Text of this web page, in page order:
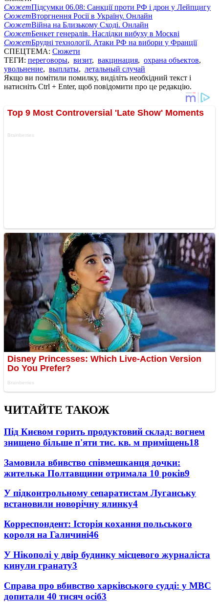
СюжетПідсумки 06.08: Санкції проти РФ і дрон у Лейпцигу
СюжетВторгнення Росії в Україну. Онлайн
СюжетВійна на Близькому Сході. Онлайн
СюжетБенкет генералів. Наслідки вибуху в Москві
СюжетБрудні технології. Атаки РФ на вибори у Франції
СПЕЦТЕМА: Сюжети
ТЕГИ: переговоры, визит, вакцинация, охрана объектов,
увольнение, выплаты, летальный случай
Якщо ви помітили помилку, виділіть необхідний текст і
натисніть Ctrl + Enter, щоб повідомити про це редакцію.
ЧИТАЙТЕ ТАКОЖ
Під Києвом горить продуктовий склад: вогнем
знищено більше п'яти тис. кв. м приміщень18
Замовила вбивство співмешканця дочки:
жителька Полтавщини отримала 10 років9
У підконтрольному сепаратистам Луганську
встановили новорічну ялинку4
Корреспондент: Історія кохання польського
короля на Галичині46
У Нікополі у двір будинку місцевого журналіста
кинули гранату3
Справа про вбивство харківського судді: у МВС
допитали 40 тисяч осіб3